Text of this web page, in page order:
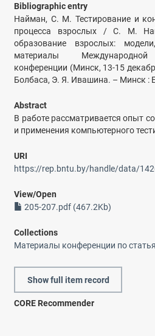
Bibliographic entry
Найман, С. М. Тестирование и
процесса взрослых / С. М.
образование взрослых:
материалы Международной
конференции (Минск, 13-15
Болбаса, Э. Я. Ивашина. – Минск :
Abstract
В работе рассматривается опыт
и применения компьютерного
URI
https://rep.bntu.by/handle/data/
View/Open
205-207.pdf (467.2Kb)
Collections
Материалы конференции по
Show full item record
CORE Recommender